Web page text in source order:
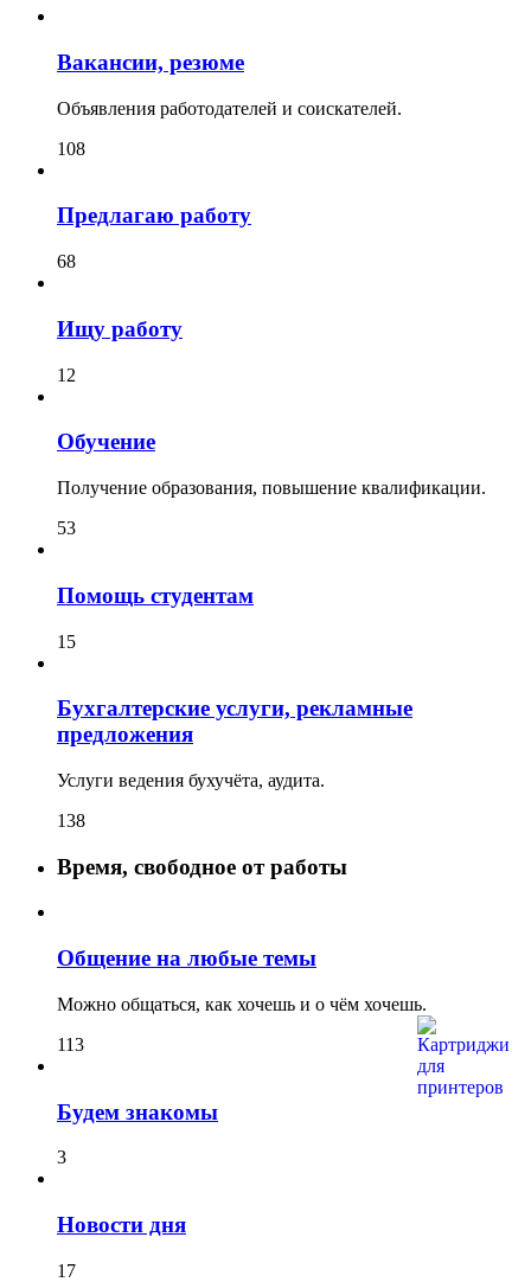
Вакансии, резюме
Объявления работодателей и соискателей.
108
Предлагаю работу
68
Ищу работу
12
Обучение
Получение образования, повышение квалификации.
53
Помощь студентам
15
Бухгалтерские услуги, рекламные
предложения
Услуги ведения бухучёта, аудита.
138
Время, свободное от работы
Общение на любые темы
Можно общаться, как хочешь и о чём хочешь.
113
Будем знакомы
3
Новости дня
17